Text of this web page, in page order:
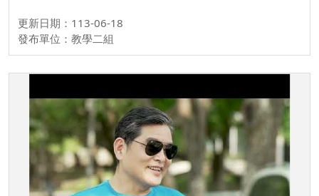
更新日期：113-06-18
發布單位：教學二組